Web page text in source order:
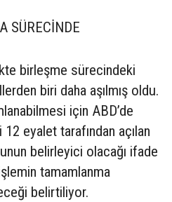
SÜRECİNDE
birleşme sürecindeki
biri daha aşılmış oldu.
için ABD’de
eyalet tarafından açılan
belirleyici olacağı ifade
tamamlanma
belirtiliyor.